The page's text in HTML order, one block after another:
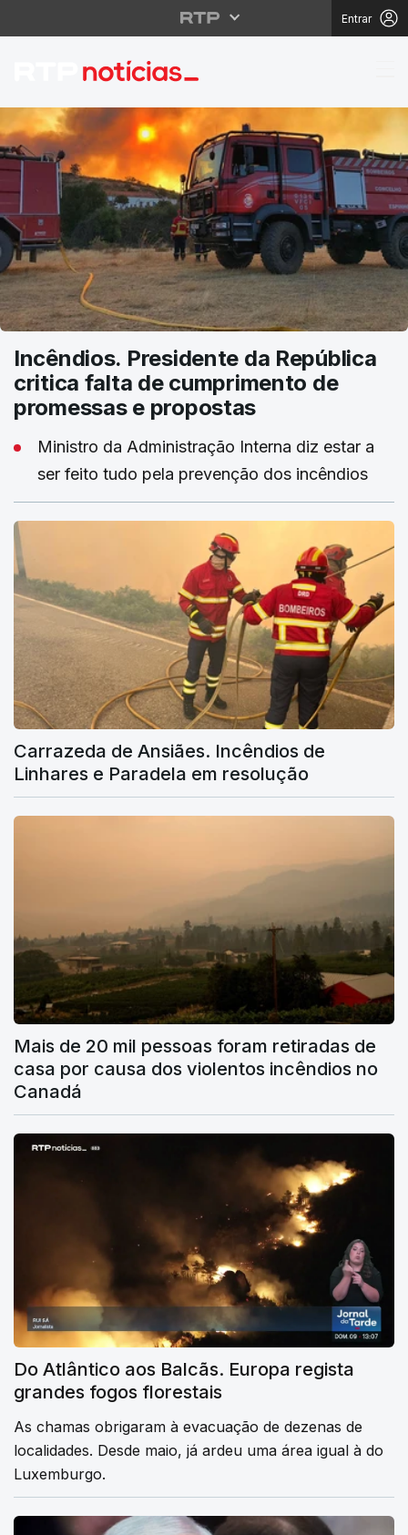
Entrar
RTP Notícias
Incêndios. Presidente da República
critica falta de cumprimento de
promessas e propostas
Ministro da Administração Interna diz estar a
ser feito tudo pela prevenção dos incêndios
Carrazeda de Ansiães. Incêndios de
Linhares e Paradela em resolução
Mais de 20 mil pessoas foram retiradas de
casa por causa dos violentos incêndios no
Canadá
Do Atlântico aos Balcãs. Europa regista
grandes fogos florestais
As chamas obrigaram à evacuação de dezenas de
localidades. Desde maio, já ardeu uma área igual à do
Luxemburgo.